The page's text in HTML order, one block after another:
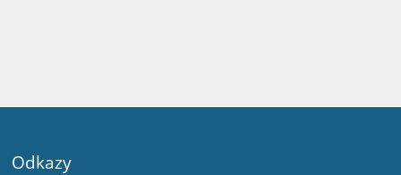
Odkazy